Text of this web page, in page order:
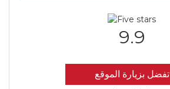
9.9
تفضل بزيارة الموقع